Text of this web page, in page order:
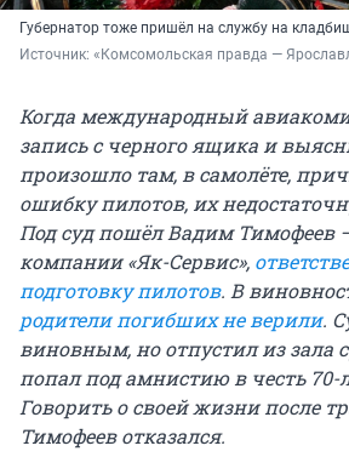
Губернатор тоже пришёл на службу на
Источник: «Комсомольская правда —
Когда международный
запись с черного ящика и
произошло там, в самолёте,
ошибку пилотов, их
Под суд пошёл Вадим Тимофеев
компании «Як-Сервис»,
подготовку пилотов. В
родители погибших не верили.
виновным, но отпустил из зала
попал под амнистию в честь 70-
Говорить о своей жизни после
Тимофеев отказался.